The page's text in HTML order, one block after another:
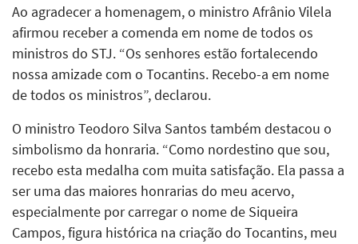
Ao agradecer a homenagem, o ministro Afrânio Vilela
afirmou receber a comenda em nome de todos os
ministros do STJ. “Os senhores estão fortalecendo
nossa amizade com o Tocantins. Recebo-a em nome
de todos os ministros”, declarou.
O ministro Teodoro Silva Santos também destacou o
simbolismo da honraria. “Como nordestino que sou,
recebo esta medalha com muita satisfação. Ela passa a
ser uma das maiores honrarias do meu acervo,
especialmente por carregar o nome de Siqueira
Campos, figura histórica na criação do Tocantins, meu